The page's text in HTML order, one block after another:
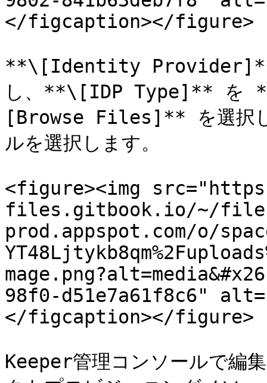
</figcaption></figure>
**\[Identity Provider]**
し、**\[IDP Type]** を
[Browse Files]** を選択
ルを選択します。
<figure><img
files.gitbook.io/~/
prod.appspot.com/o/
98f0-d51e7a61f8c6"
</figcaption></figure>
Keeper管理コンソールで編